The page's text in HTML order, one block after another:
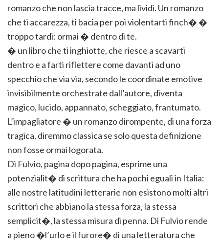
romanzo che non lascia tracce, ma lividi. Un romanzo
che ti accarezza, ti bacia per poi violentarti finch� �
troppo tardi: ormai � dentro di te.
� un libro che ti inghiotte, che riesce a scavarti
dentro e a farti riflettere come davanti ad uno
specchio che via via, secondo le coordinate emotive
invisibilmente orchestrate dall’autore, diventa
magico, lucido, appannato, scheggiato, frantumato.
L’impagliatore � un romanzo dirompente, di una forza
tragica, diremmo classica se solo questa definizione
non fosse ormai logorata.
Di Fulvio, pagina dopo pagina, esprime una
potenzialit� di scrittura che ha pochi eguali in Italia:
alle nostre latitudini letterarie non esistono molti altri
scrittori che abbiano la stessa forza, la stessa
semplicit�, la stessa misura di penna. Di Fulvio rende
a pieno �l’urlo e il furore� di una letteratura che